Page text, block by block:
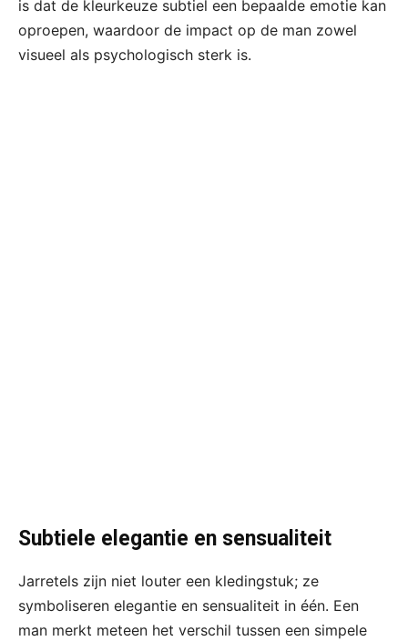
is dat de kleurkeuze subtiel een bepaalde emotie kan
oproepen, waardoor de impact op de man zowel
visueel als psychologisch sterk is.
Subtiele elegantie en sensualiteit
Jarretels zijn niet louter een kledingstuk; ze
symboliseren elegantie en sensualiteit in één. Een
man merkt meteen het verschil tussen een simpele